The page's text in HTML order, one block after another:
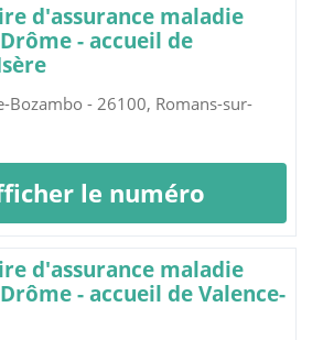
d'assurance maladie
- accueil de
Bozambo - 26100, Romans-sur-
le numéro
d'assurance maladie
- accueil de Valence-